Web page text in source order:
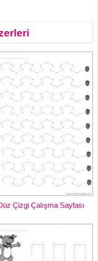
Çizgi Çalışma Sayfası